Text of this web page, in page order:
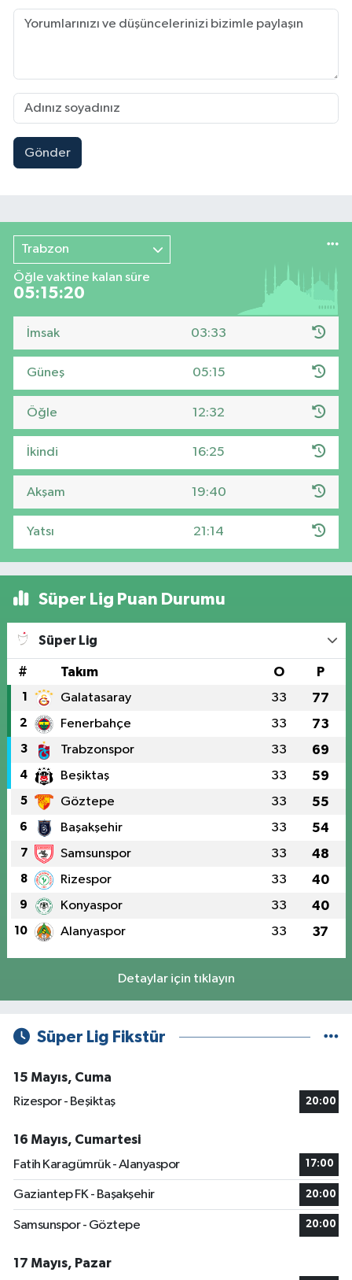
Gönder
Trabzon
Öğle vaktine kalan süre
05:15:19
İmsak 03:33
Güneş 05:15
Öğle 12:32
İkindi 16:25
Akşam 19:40
Yatsı 21:14
Süper Lig Puan Durumu
Süper Lig
# Takım O P
1 Galatasaray 33 77
2 Fenerbahçe 33 73
3 Trabzonspor 33 69
4 Beşiktaş 33 59
5 Göztepe 33 55
6 Başakşehir 33 54
7 Samsunspor 33 48
8 Rizespor 33 40
9 Konyaspor 33 40
10 Alanyaspor 33 37
Detaylar için tıklayın
Süper Lig Fikstür
15 Mayıs, Cuma
Rizespor - Beşiktaş
20:00
16 Mayıs, Cumartesi
Fatih Karagümrük - Alanyaspor
17:00
Gaziantep FK - Başakşehir 20:00
Samsunspor - Göztepe 20:00
17 Mayıs, Pazar